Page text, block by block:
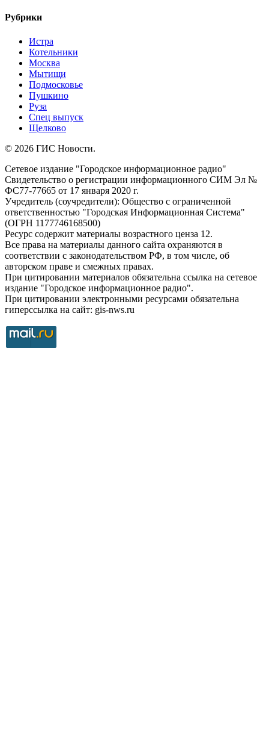
Рубрики
Истра
Котельники
Москва
Мытищи
Подмосковье
Пушкино
Руза
Спец выпуск
Щелково
© 2026 ГИС Новости.
Сетевое издание "Городское информационное радио"
Свидетельство о регистрации информационного СИМ Эл №
ФС77-77665 от 17 января 2020 г.
Учредитель (соучредители): Общество с ограниченной
ответственностью "Городская Информационная Система"
(ОГРН 1177746168500)
Ресурс содержит материалы возрастного ценза 12.
Все права на материалы данного сайта охраняются в
соответствии с законодательством РФ, в том числе, об
авторском праве и смежных правах.
При цитировании материалов обязательна ссылка на сетевое
издание "Городское информационное радио".
При цитировании электронными ресурсами обязательна
гиперссылка на сайт: gis-nws.ru